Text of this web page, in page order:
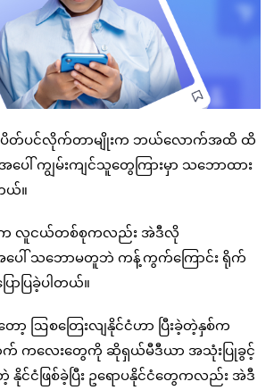
ဝပိတ်ပင်လိုက်တာမျိုးက ဘယ်လောက်အထိ ထိ
ါ် ကျွမ်းကျင်သူတွေကြားမှာ သဘောထား
ယ်။
ြို့က လူငယ်တစ်စုကလည်း အဲဒီလို
ါ် သဘောမတူဘဲ ကန့်ကွက်ကြောင်း ရိုက်
ာပြခဲ့ပါတယ်။
ော့ ဩစတြေးလျနိုင်ငံဟာ ပြီးခဲ့တဲ့နှစ်က
ကလေးတွေကို ဆိုရှယ်မီဒီယာ အသုံးပြုခွင့်
င်ငံဖြစ်ခဲ့ပြီး ဥရောပနိုင်ငံတွေကလည်း အဲဒီ